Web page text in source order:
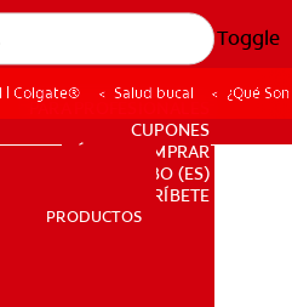
Toggle
PRODUCTOS
PARA PROFESIONALES
CUPONES
DÓNDE COMPRAR
BO (ES)
SUSCRÍBETE
PRODUCTOS
| Colgate® Salud bucal ¿Qué